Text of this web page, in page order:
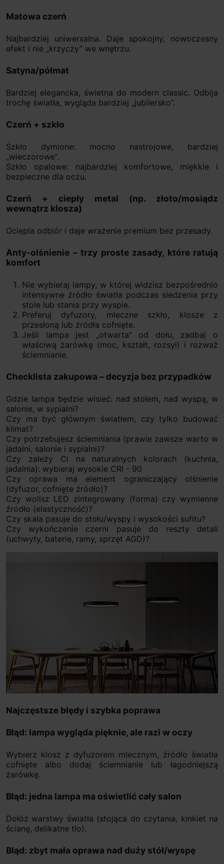
Matowa czerń
Najbardziej uniwersalna. Daje spokojny, nowoczesny
efekt i nie „krzyczy” we wnętrzu.
Satyna/półmat
Bardziej elegancka, świetna do modern classic. Odbija
trochę światła, wygląda bardziej „jubilersko”.
Czerń + szkło
Szkło dymione: mocno nastrojowe, bardziej
„wieczorowe”.
Szkło opalowe: najbardziej komfortowe, miękkie i
bezpieczne dla oczu.
Czerń + ciepły metal (np. złoto/mosiądz
wewnątrz klosza)
Ociepla odbiór i daje wrażenie premium bez przesady.
Anty-olśnienie – trzy proste zasady, które ratują
komfort
Nie wybieraj lampy, w której widzisz bezpośrednio
intensywne źródło światła podczas siedzenia przy
stole lub stania przy wyspie.
Preferuj dyfuzory, mleczne szkło, klosze z
przesłoną lub źródła cofnięte.
Jeśli lampa jest „otwarta” od dołu, zadbaj o
właściwą żarówkę (moc, kształt, rozsył) i rozważ
ściemnianie.
Checklista zakupowa – decyzja bez przypadków
Gdzie lampa będzie wisieć: nad stołem, nad wyspą, w
salonie, w sypialni?
Czy ma być głównym światłem, czy tylko budować
klimat?
Czy potrzebujesz ściemniania (prawie zawsze warto w
jadalni, salonie i sypialni)?
Czy zależy Ci na naturalnych kolorach (kuchnia,
jadalnia): wybieraj wysokie CRI - 90
Czy oprawa ma element ograniczający olśnienie
(dyfuzor, cofnięte źródło)?
Czy wolisz LED zintegrowany (forma) czy wymienne
źródło (elastyczność)?
Czy skala pasuje do stołu/wyspy i wysokości sufitu?
Czy wykończenie czerni pasuje do reszty detali
(uchwyty, baterie, ramy, sprzęt AGD)?
Najczęstsze błędy i szybka poprawa
Błąd: lampa wygląda pięknie, ale razi w oczy
Wybierz klosz z dyfuzorem mlecznym, źródło światła
cofnięte albo dodaj ściemnianie lub łagodniejszą
żarówkę.
Błąd: jedna lampa ma oświetlić cały salon
Dołóż warstwy światła (stojąca do czytania, kinkiet na
ścianę, delikatne tło).
Błąd: zbyt mała oprawa nad duży stół/wyspę